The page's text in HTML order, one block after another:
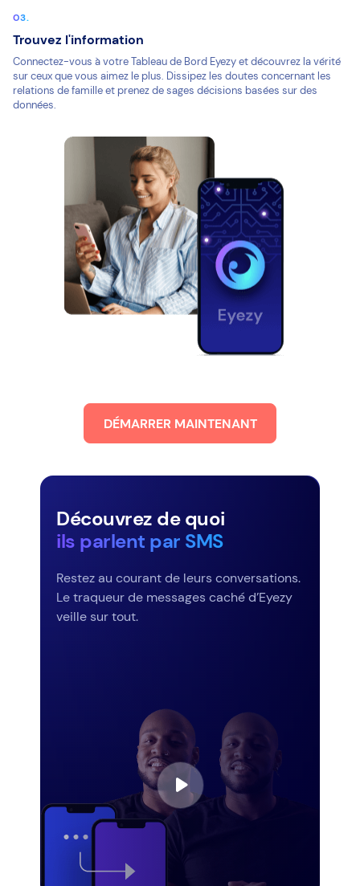
Trouvez l'information
Connectez-vous à votre Tableau de Bord Eyezy et découvrez la vérité
sur ceux que vous aimez le plus. Dissipez les doutes concernant les
relations de famille et prenez de sages décisions basées sur des
données.
DÉMARRER MAINTENANT
Découvrez de quoi
ils parlent par SMS
Restez au courant de leurs conversations.
Le traqueur de messages caché d’Eyezy
veille sur tout.